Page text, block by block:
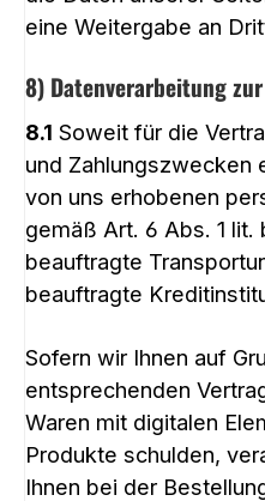
eine Weitergabe an
8) Datenverarbeitung
8.1 Soweit für die
und Zahlungszwecken
von uns erhobenen
gemäß Art. 6 Abs. 1 lit.
beauftragte
beauftragte
Sofern wir Ihnen auf
entsprechenden
Waren mit digitalen
Produkte schulden,
Ihnen bei der